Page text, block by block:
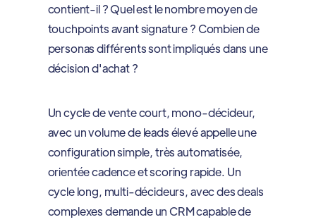
contient-il ? Quel est le nombre moyen de
touchpoints avant signature ? Combien de
personas différents sont impliqués dans une
décision d'achat ?
Un cycle de vente court, mono-décideur,
avec un volume de leads élevé appelle une
configuration simple, très automatisée,
orientée cadence et scoring rapide. Un
cycle long, multi-décideurs, avec des deals
complexes demande un CRM capable de